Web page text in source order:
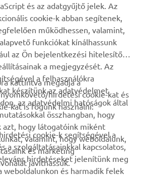
népszerűsítése
és az adatgyűjtő jelek. Az
cookie-k abban segítenek,
működhessen, valamint,
funkciókat kínálhassunk
az Ön bejelentkezési hitelesítő
a megjegyzését. Az
a felhasználókra
készítünk az adatvédelmet
az adatvédelmi hatóságok által
összhangban, hogy
azt, hogy látogatóink miként
valamint, hogy weboldalunk,
és marketing
javíthassuk.
kattintva megadja a
hirdetési cookie-kat és
kat is fogunk használni:
cookie-k segítségével a
a szolgáltatásainkkal kapcsolatos,
hirdetéseket jelenítünk meg
weboldalunkon és harmadik felek